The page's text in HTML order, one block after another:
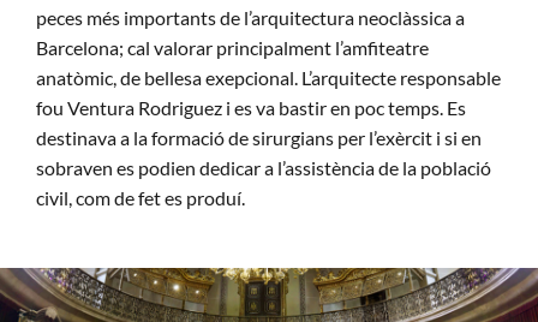
peces més importants de l’arquitectura neoclàssica a
Barcelona; cal valorar principalment l’amfiteatre
anatòmic, de bellesa exepcional. L’arquitecte responsable
fou Ventura Rodriguez i es va bastir en poc temps. Es
destinava a la formació de sirurgians per l’exèrcit i si en
sobraven es podien dedicar a l’assistència de la població
civil, com de fet es produí.